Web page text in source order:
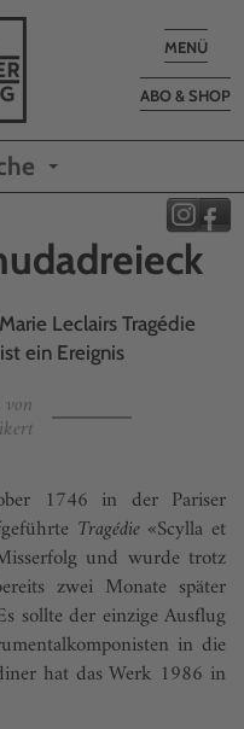
Toggle
MENÜ
ABO & SHOP
Leclairs Tragédie
ein Ereignis
1746 in der Pariser
Tragédie«Scylla et
und wurde trotz
zwei Monate später
sollte der einzige Ausflug
in die
hat das Werk 1986 in